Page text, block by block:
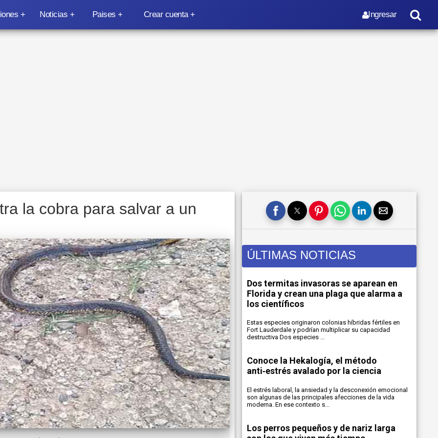
Noticias Paises Ingresar
Crear cuenta
la cobra para salvar a un
ÚLTIMAS NOTICIAS
Dos termitas invasoras se aparean en
Florida y crean una plaga que alarma a
los científicos
Estas especies originaron colonias híbridas fértiles en
Fort Lauderdale y podrían multiplicar su capacidad
destructiva Dos especies ...
Conoce la Hekalogía, el método
anti‑estrés avalado por la ciencia
El estrés laboral, la ansiedad y la desconexión emocional
son algunas de las principales afecciones de la vida
moderna. En ese contexto s...
Los perros pequeños y de nariz larga